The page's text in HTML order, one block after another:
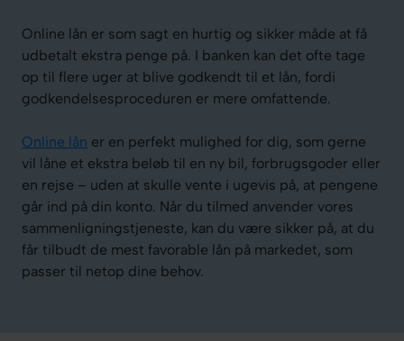
Online lån er som sagt en hurtig og sikker måde at få
udbetalt ekstra penge på. I banken kan det ofte tage
op til flere uger at blive godkendt til et lån, fordi
godkendelsesproceduren er mere omfattende.
Online lån er en perfekt mulighed for dig, som gerne
vil låne et ekstra beløb til en ny bil, forbrugsgoder eller
en rejse – uden at skulle vente i ugevis på, at pengene
går ind på din konto. Når du tilmed anvender vores
sammenligningstjeneste, kan du være sikker på, at du
får tilbudt de mest favorable lån på markedet, som
passer til netop dine behov.